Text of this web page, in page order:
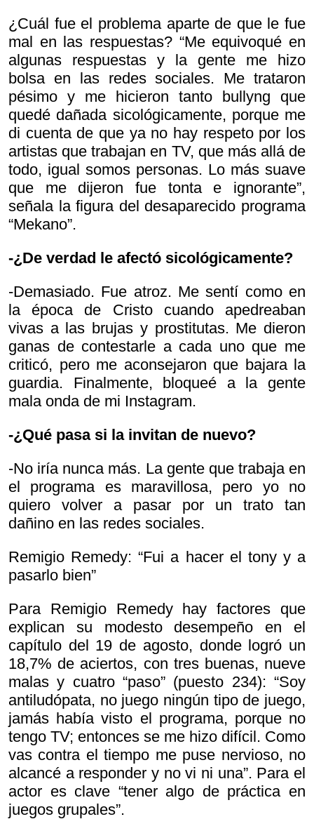
¿Cuál fue el problema aparte de que le fue
mal en las respuestas? “Me equivoqué en
algunas respuestas y la gente me hizo
bolsa en las redes sociales. Me trataron
pésimo y me hicieron tanto bullyng que
quedé dañada sicológicamente, porque me
di cuenta de que ya no hay respeto por los
artistas que trabajan en TV, que más allá de
todo, igual somos personas. Lo más suave
que me dijeron fue tonta e ignorante”,
señala la figura del desaparecido programa
“Mekano”.
-¿De verdad le afectó sicológicamente?
-Demasiado. Fue atroz. Me sentí como en
la época de Cristo cuando apedreaban
vivas a las brujas y prostitutas. Me dieron
ganas de contestarle a cada uno que me
criticó, pero me aconsejaron que bajara la
guardia. Finalmente, bloqueé a la gente
mala onda de mi Instagram.
-¿Qué pasa si la invitan de nuevo?
-No iría nunca más. La gente que trabaja en
el programa es maravillosa, pero yo no
quiero volver a pasar por un trato tan
dañino en las redes sociales.
Remigio Remedy: “Fui a hacer el tony y a
pasarlo bien”
Para Remigio Remedy hay factores que
explican su modesto desempeño en el
capítulo del 19 de agosto, donde logró un
18,7% de aciertos, con tres buenas, nueve
malas y cuatro “paso” (puesto 234): “Soy
antiludópata, no juego ningún tipo de juego,
jamás había visto el programa, porque no
tengo TV; entonces se me hizo difícil. Como
vas contra el tiempo me puse nervioso, no
alcancé a responder y no vi ni una”. Para el
actor es clave “tener algo de práctica en
juegos grupales”.